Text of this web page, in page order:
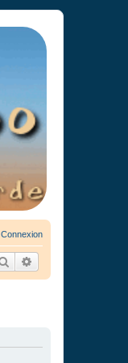
Connexion
Rechercher